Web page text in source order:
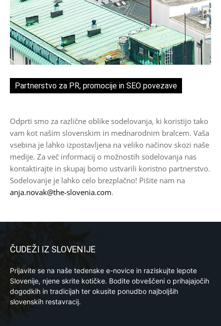
Partnerstvo za PR, promocije in SEO povezave
Odprti smo za različne oblike sodelovanja, ki koristijo tako
vam kot našim slovenskim in mednarodnim bralcem. Vaša
vsebina je lahko izpostavljena na veliko načinov skozi naše
medije. Za več informacij o možnostih sodelovanja nas
kontaktirajte in skupaj bomo ustvarili koristno partnerstvo.
Sodelovanje je lahko celo brezplačno! Pišite nam na
anja.novak@the-slovenia.com.
ČUDEŽI IZ SLOVENIJE
Prijavite se na naše tedenske e-novice in raziskujte lepote
Slovenije, njene skrite kotičke. Bodite obveščeni o prihajajočih
dogodkih in tradicijah ter okusite ponudbo najboljših
slovenskih restavracij.